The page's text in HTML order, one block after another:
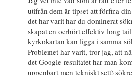
utifrån dem är tipset att förfina
det har varit har du dominerat
skapat en oerhört effektiv long
kyrkokartan kan ligga i samma
Problemet har varit, tror jag, att
det Google-resultatet har man
uppenbart men tekniskt sett)